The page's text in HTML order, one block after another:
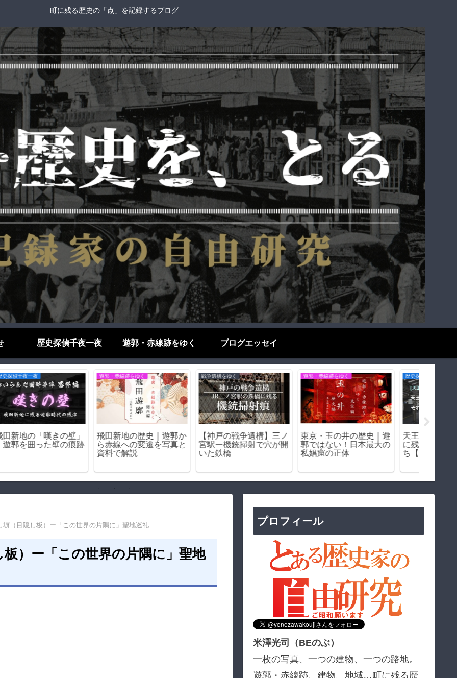
町に残る歴史の「点」を記録するブログ
歴史探偵千夜一夜 遊郭・赤線跡をゆく ブログエッセイ
歴史探偵千夜一夜
天王寺駅の怪－天王寺駅
に残る阪和電鉄の遺構た
ち【阪和線歴史紀行】
ブログエッセイ
禁煙2ヶ月達成したから
言える！禁煙のメリット
＆デメリット
遊郭・赤線跡をゆく
天王新地の歴史（和歌山
県和歌山市）｜遊郭・赤
線跡をゆく｜
遊郭・赤線跡をゆく
堺・乳守遊郭（大阪府堺
市）｜遊郭・赤線跡をゆ
く｜
塀（目隠し板）ー「この世界の片隅に」聖地巡礼
）ー「この世界の片隅に」聖地
プロフィール
米澤光司（BEのぶ）
一枚の写真、一つの建物、一つの路地。
遊郭・赤線跡、建物、地域…町に残る歴